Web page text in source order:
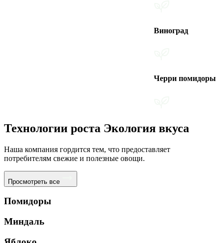
Виноград
Черри помидоры
Технологии роста Экология вкуса
Наша компания гордится тем, что предоставляет
потребителям свежие и полезные овощи.
Просмотреть все
Помидоры
Миндаль